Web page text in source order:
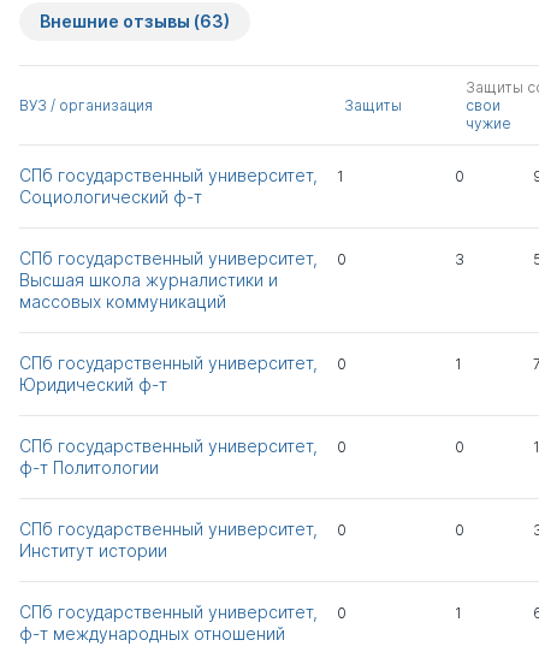
Игоревич
Анваровна
к.филос.н.
Михальченкова
Наталья Алексеевна
к.э.н.
Беличенко Анатолий
Сергеевич
Григорьев Антон
Николаевич
Попов Антон
Владимирович
Всего 7
Внешние отзывы (63)
ВУЗ / организация Защиты
Защиты
свои
чужие
СПб государственный университет,
Социологический ф-т
1 0
СПб государственный университет,
Высшая школа журналистики и
массовых коммуникаций
0 3
СПб государственный университет,
Юридический ф-т
0 1
СПб государственный университет,
ф-т Политологии
0 0
СПб государственный университет,
Институт истории
0 0
СПб государственный университет,
ф-т международ­ных отноше­ний
0 1